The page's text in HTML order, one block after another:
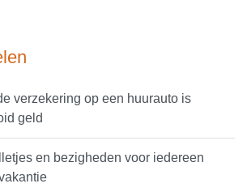
verzekering op een huurauto is
geld
en bezigheden voor iedereen